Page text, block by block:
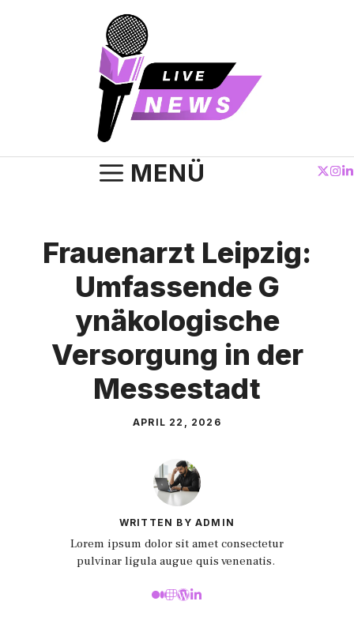
MENÜ
Frauenarzt Leipzig:
Umfassend⁠e G​
yn‍äk‍ologische
V‌erso‌r‍gun⁠g in d⁠er
Messestadt
APRIL 22, 2026
WRITTEN BY ADMIN
Lorem ipsum dolor sit amet consectetur
pulvinar ligula augue quis venenatis.